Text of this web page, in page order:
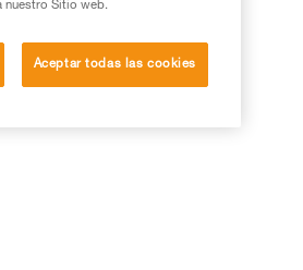
de su producto?
nuestro Sitio web.
Aceptar todas las cookies